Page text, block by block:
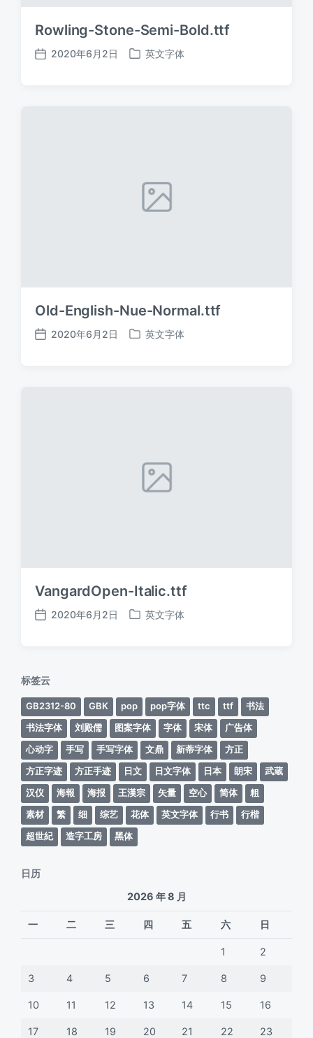
Rowling-Stone-Semi-Bold.ttf
发
2020年6月2日
发
英文字体
Old-English-Nue-Normal.ttf
发
2020年6月2日
发
英文字体
VangardOpen-Italic.ttf
发
2020年6月2日
发
英文字体
标签云
GB2312-80 GBK pop pop字体 ttc ttf
书法
书法字体
刘殿儒 图案字体 字体 宋体
广告体
心动字
手写 手写字体 文鼎 新蒂字体
方正
方正字迹
方正手迹 日文 日文字体 日本 朗宋
武蔵
汉仪
海報 海报 王漢宗 矢量 空心 简体
粗
素材
繁 细 综艺 花体 英文字体 行书
行楷
超世紀
造字工房 黑体
日历
2026 年 8 月
一 二 三 四 五 六 日
1 2
3 4 5 6 7 8 9
10 11 12 13 14 15 16
17 18 19 20 21 22 23